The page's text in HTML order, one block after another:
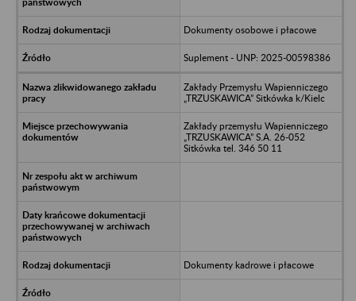
Dokumenty osobowe i płacowe
Suplement - UNP: 2025-00598386
Zakłady Przemysłu Wapienniczego
„TRZUSKAWICA” Sitkówka k/Kielc
Zakłady przemysłu Wapienniczego
„TRZUSKAWICA” S.A. 26-052
Sitkówka tel. 346 50 11
Dokumenty kadrowe i płacowe